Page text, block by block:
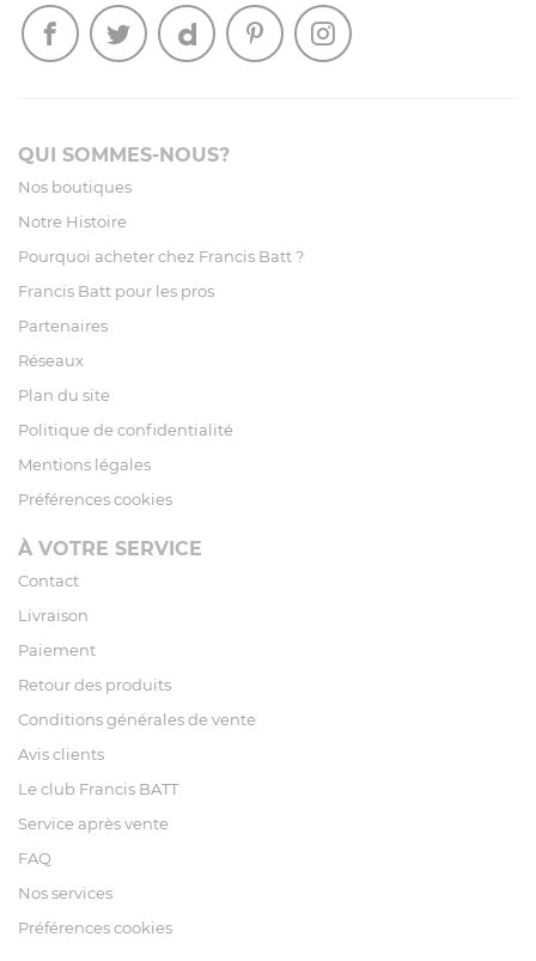
QUI SOMMES-NOUS?
Nos boutiques
Notre Histoire
Pourquoi acheter chez Francis Batt ?
Francis Batt pour les pros
Partenaires
Réseaux
Plan du site
Politique de confidentialité
Mentions légales
Préférences cookies
À VOTRE SERVICE
Contact
Livraison
Paiement
Retour des produits
Conditions générales de vente
Avis clients
Le club Francis BATT
Service après vente
FAQ
Nos services
Préférences cookies